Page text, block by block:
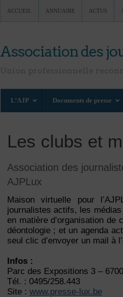
ACCUEIL ANNUAIRE ACTUS
Association des
L’AJP Documents de presse
Les clubs et
Association des
AJPLux
Maison virtuelle pour
journalistes actifs, les
en matière d’organisation
déontologie ; et un agenda
seul clic d’envoyer un mail à
Infos :
Parc des Expositions 3 –
Tél. : 0495/258.443
Site : www.presse-lux.be